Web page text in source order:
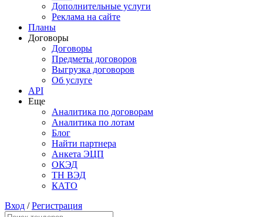
Дополнительные услуги
Реклама на сайте
Планы
Договоры
Договоры
Предметы договоров
Выгрузка договоров
Об услуге
API
Еще
Аналитика по договорам
Аналитика по лотам
Блог
Найти партнера
Анкета ЭЦП
ОКЭД
ТН ВЭД
КАТО
Вход /Регистрация